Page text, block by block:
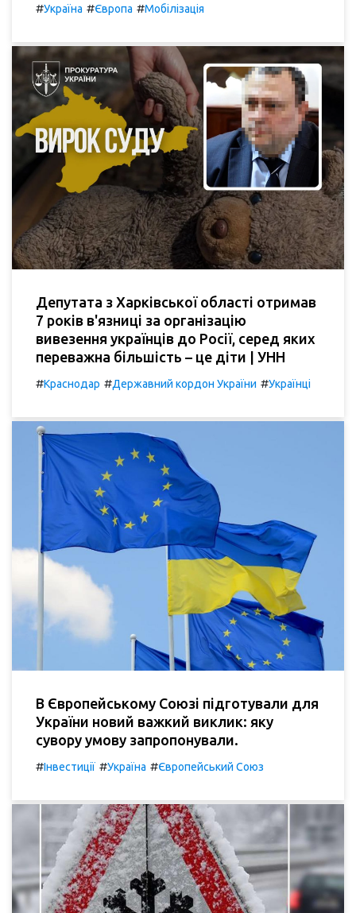
#Україна #Європа #Мобілізація
Депутата з Харківської області отримав
7 років в'язниці за організацію
вивезення українців до Росії, серед яких
переважна більшість – це діти | УНН
#Краснодар #Державний кордон України #Українці
В Європейському Союзі підготували для
України новий важкий виклик: яку
сувору умову запропонували.
#Інвестиції #Україна #Європейський Союз